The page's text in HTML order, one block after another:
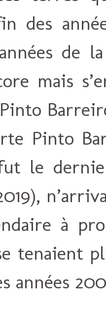
des
de
mais
Pinto
le
à
tenaient
années